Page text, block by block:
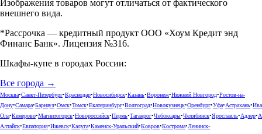
Изображения товаров могут отличаться от фактического
внешнего вида.
*Рассрочка — кредитный продукт ООО «Хоум Кредит энд
Финанс Банк». Лицензия №316.
Шкафы-купе в городах России:
Все города →
Москва•Санкт-Петербург•Краснодар•Новосибирск•Казань•Воронеж•Нижний Новгород•Ростов-на-
Дону•Самара•Барнаул•Омск•Томск•Екатеринбург•Волгоград•Новокузнецк•Оренбург•Уфа•Астрахань•
Ола•Кемерово•Магнитогорск•Новороссийск•Пермь•Таганрог•Чебоксары•Челябинск•Ярославль•Адлер•
Алтайск•Евпатория•Ижевск•Калуга•Каменск-Уральский•Ковров•Кострома•Ленинск-